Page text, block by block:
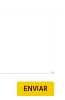
ENVIAR